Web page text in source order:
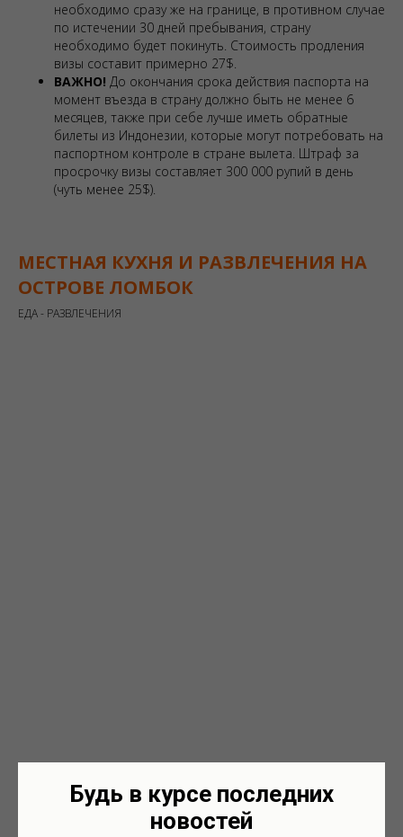
Будь в курсе последних
новостей
необходимо сразу же на границе, в противном случае
по истечении 30 дней пребывания, страну
необходимо будет покинуть. Стоимость продления
визы составит примерно 27$.
ВАЖНО! До окончания срока действия паспорта на
момент въезда в страну должно быть не менее 6
месяцев, также при себе лучше иметь обратные
билеты из Индонезии, которые могут потребовать на
паспортном контроле в стране вылета. Штраф за
просрочку визы составляет 300 000 рупий в день
(чуть менее 25$).
МЕСТНАЯ КУХНЯ И РАЗВЛЕЧЕНИЯ НА
ОСТРОВЕ ЛОМБОК
ЕДА - РАЗВЛЕЧЕНИЯ